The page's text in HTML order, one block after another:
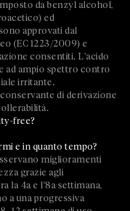
da benzyl alcohol,
ed
approvati dal
(EC 1223/2009) e
consentiti. L'acido
ad ampio spettro contro
irritante.
di derivazione
free?
e in quanto tempo?
miglioramenti
grazie agli
la 4a e l'8a settimana,
a una progressiva